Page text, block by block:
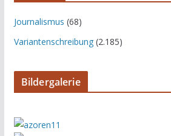
Journalismus (68)
Variantenschreibung(2.185)
Bildergalerie